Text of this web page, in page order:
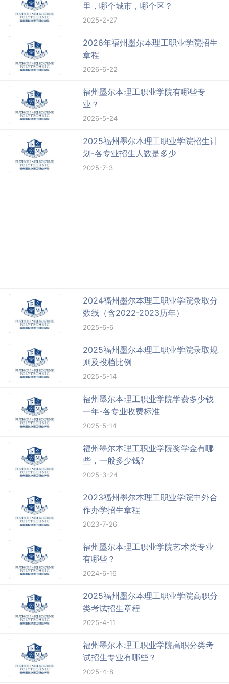
里，哪个城市，哪个区？
2025-2-27
2026年福州墨尔本理工职业学院招生
章程
2026-6-22
福州墨尔本理工职业学院有哪些专
业？
2026-5-24
2025福州墨尔本理工职业学院招生计
划-各专业招生人数是多少
2025-7-3
2024福州墨尔本理工职业学院录取分
数线（含2022-2023历年）
2025-6-6
2025福州墨尔本理工职业学院录取规
则及投档比例
2025-5-14
福州墨尔本理工职业学院学费多少钱
一年-各专业收费标准
2025-5-14
福州墨尔本理工职业学院奖学金有哪
些，一般多少钱?
2025-3-24
2023福州墨尔本理工职业学院中外合
作办学招生章程
2023-7-26
福州墨尔本理工职业学院艺术类专业
有哪些？
2024-6-16
2025福州墨尔本理工职业学院高职分
类考试招生章程
2025-4-11
福州墨尔本理工职业学院高职分类考
试招生专业有哪些？
2025-4-8